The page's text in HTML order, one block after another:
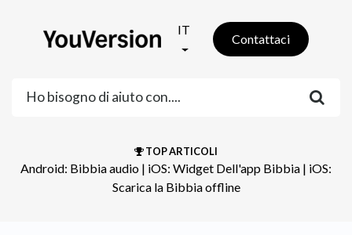
IT
Contattaci
TOP ARTICOLI
Android: Bibbia audio ​ | ​ iOS: Widget Dell'app Bibbia ​ | ​ iOS:
Scarica la Bibbia offline